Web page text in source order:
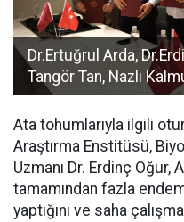
Dr.Ertuğrul Arda,
Tangör Tan, Nazlı
Ata tohumlarıyla ilgili
Araştırma Enstitüsü,
Uzmanı Dr. Erdinç Oğur,
tamamından fazla
yaptığını ve saha